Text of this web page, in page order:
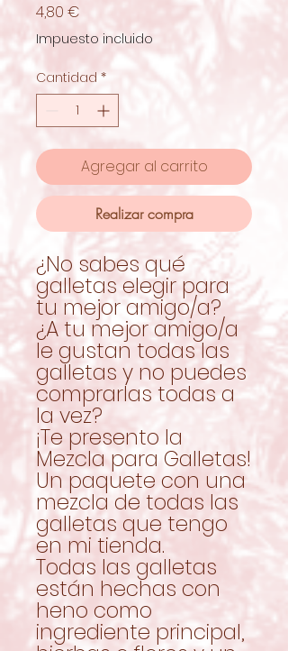
4,80 €
Impuesto incluido
Cantidad *
Agregar al carrito
Realizar compra
¿No sabes qué
galletas elegir para
tu mejor amigo/a?
¿A tu mejor amigo/a
le gustan todas las
galletas y no puedes
comprarlas todas a
la vez?
¡Te presento la
Mezcla para Galletas!
Un paquete con una
mezcla de todas las
galletas que tengo
en mi tienda.
Todas las galletas
están hechas con
heno como
ingrediente principal,